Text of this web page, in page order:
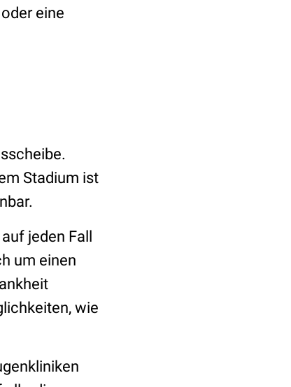
eine
Stadium ist
jeden Fall
um einen
wie